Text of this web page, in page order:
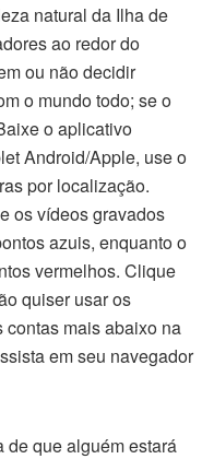
natural da Ilha de
ao redor do
ou não decidir
o mundo todo; se o
o aplicativo
Android/Apple, use o
por localização.
os vídeos gravados
azuis, enquanto o
vermelhos. Clique
quiser usar os
mais abaixo na
em seu navegador
de que alguém estará